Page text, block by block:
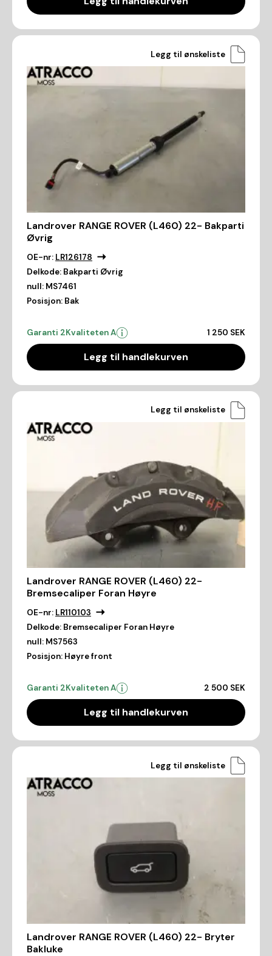
Legg til ønskeliste
Landrover RANGE ROVER (L460) 22- Bakparti
Øvrig
OE-nr: LR126178
Delkode: Bakparti Øvrig
null: MS7461
Posisjon: Bak
Garanti 2Kvaliteten A 1 250 SEK
Legg til handlekurven
Legg til ønskeliste
Landrover RANGE ROVER (L460) 22-
Bremsecaliper Foran Høyre
OE-nr: LR110103
Delkode: Bremsecaliper Foran Høyre
null: MS7563
Posisjon: Høyre front
Garanti 2Kvaliteten A 2 500 SEK
Legg til handlekurven
Legg til ønskeliste
Landrover RANGE ROVER (L460) 22- Bryter
Bakluke